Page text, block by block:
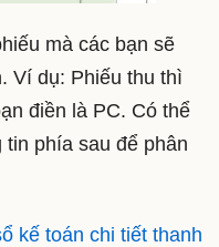
mà các bạn sẽ
Ví dụ: Phiếu thu thì
điền là PC. Có thể
tin phía sau để phân
kế toán chi tiết thanh